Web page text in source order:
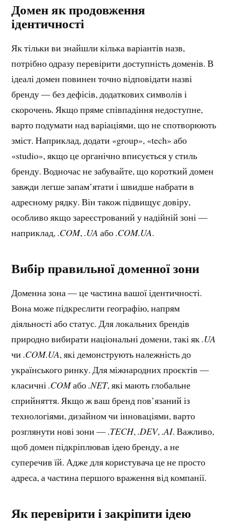
Домен як продовження
ідентичності
Як тільки ви знайшли кілька варіантів назв,
потрібно одразу перевірити доступність доменів. В
ідеалі домен повинен точно відповідати назві
бренду — без дефісів, додаткових символів і
скорочень. Якщо пряме співпадіння недоступне,
варто подумати над варіаціями, що не спотворюють
зміст. Наприклад, додати «group», «tech» або
«studio», якщо це органічно вписується у стиль
бренду. Водночас не забувайте, що короткий домен
завжди легше запам’ятати і швидше набрати в
адресному рядку. Він також підвищує довіру,
особливо якщо зареєстрований у надійній зоні —
наприклад,.COM,.UA або.COM.UA.
Вибір правильної доменної зони
Доменна зона — це частина вашої ідентичності.
Вона може підкреслити географію, напрям
діяльності або статус. Для локальних брендів
природно вибирати національні домени, такі як.UA
чи.COM.UA, які демонструють належність до
українського ринку. Для міжнародних проєктів —
класичні.COMабо.NET, які мають глобальне
сприйняття. Якщо ж ваш бренд пов’язаний із
технологіями, дизайном чи інноваціями, варто
розглянути нові зони —.TECH,.DEV,.AI. Важливо,
щоб домен підкріплював ідею бренду, а не
суперечив їй. Адже для користувача це не просто
адреса, а частина першого враження від компанії.
Як перевірити і закріпити ідею